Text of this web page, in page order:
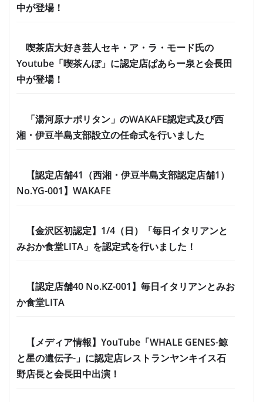
中が登場！
喫茶店大好き芸人セキ・ア・ラ・モード氏の
Youtube「喫茶んぽ」に認定店ぱあらー泉と会長田
中が登場！
「湯河原ナポリタン」のWAKAFE認定式及び西
湘・伊豆半島支部設立の任命式を行いました
【認定店舗41（西湘・伊豆半島支部認定店舗1）
No.YG-001】WAKAFE
【金沢区初認定】1/4（日）「毎日イタリアンと
みおか食堂LITA」を認定式を行いました！
【認定店舗40 No.KZ-001】毎日イタリアンとみお
か食堂LITA
【メディア情報】YouTube「WHALE GENES-鯨
と星の遺伝子-」に認定店レストランヤンキイス石
野店長と会長田中出演！